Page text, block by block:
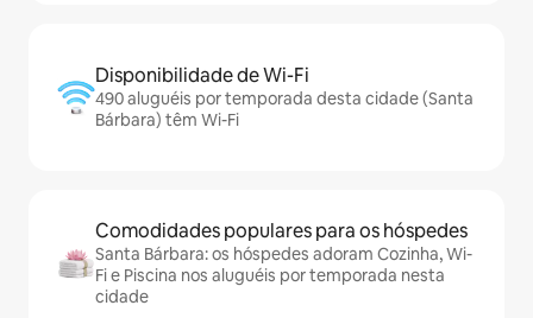
Disponibilidade de Wi-Fi
490 aluguéis por temporada desta cidade (Santa
Bárbara) têm Wi-Fi
Comodidades populares para os hóspedes
Santa Bárbara: os hóspedes adoram Cozinha, Wi-
Fi e Piscina nos aluguéis por temporada nesta
cidade